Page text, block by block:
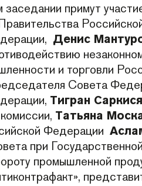
заседании примут
Денис
и торговли
Совета
Тигран
Татьяна
Федерации
при
промышленной